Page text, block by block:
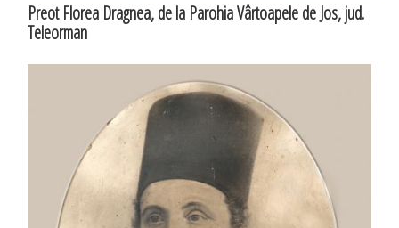
Preot Florea Dragnea, de la Parohia Vârtoapele de Jos, jud.
Teleorman